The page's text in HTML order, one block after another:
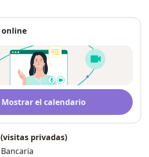
online
Mostrar el calendario
privadas)